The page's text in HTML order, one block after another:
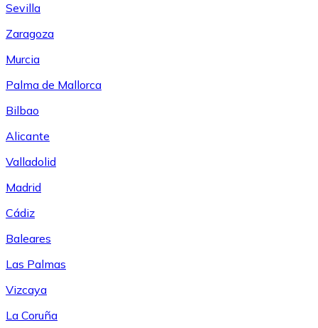
Sevilla
Zaragoza
Murcia
Palma de Mallorca
Bilbao
Alicante
Valladolid
Madrid
Cádiz
Baleares
Las Palmas
Vizcaya
La Coruña